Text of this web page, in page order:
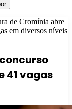
de Cromínia abre
em diversos níveis
41 vagas